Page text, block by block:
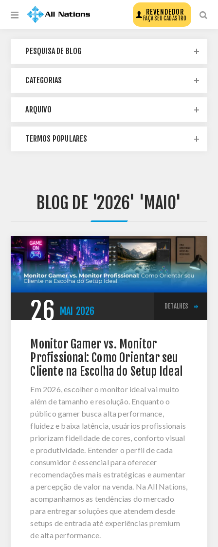
REVENDEDOR
FAÇA SEU CADASTRO
BLOG DE '2026' 'MAIO'
26 MAI 2026 DETALHES
Monitor Gamer vs. Monitor
Profissional: Como Orientar seu
Cliente na Escolha do Setup Ideal
Em 2026, escolher o monitor ideal vai muito
além de tamanho e resolução. Enquanto o
público gamer busca alta performance,
fluidez e baixa latência, usuários profissionais
priorizam fidelidade de cores, conforto visual
e produtividade. Entender o perfil de cada
consumidor é essencial para oferecer
recomendações mais estratégicas e aumentar
a percepção de valor na venda. Na All Nations,
acompanhamos as tendências do mercado
para entregar soluções que atendem desde
setups de entrada até experiências premium
de alta performance.
PESQUISA DE BLOG
CATEGORIAS
ARQUIVO
TERMOS POPULARES